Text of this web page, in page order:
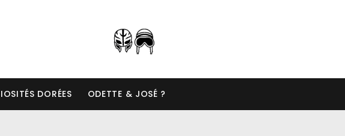
DORÉES ODETTE & JOSÉ ?